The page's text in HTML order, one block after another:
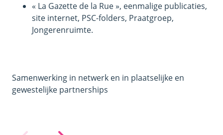
« La Gazette de la Rue », eenmalige publicaties,
site internet, PSC-folders, Praatgroep,
Jongerenruimte.
Samenwerking in netwerk en in plaatselijke en
gewestelijke partnerships